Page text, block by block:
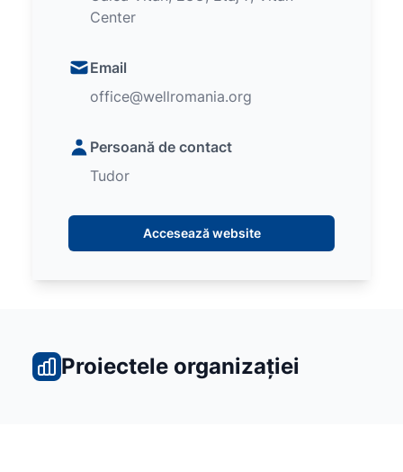
Center
Email
office@wellromania.org
Persoană de contact
Tudor
Accesează website
Proiectele organizației